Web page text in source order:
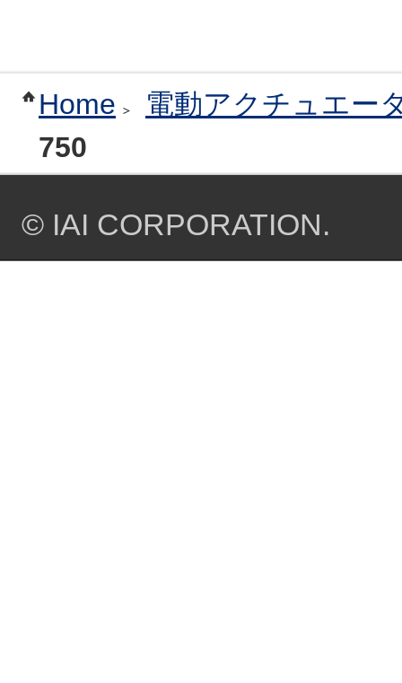
Home
電動アクチュエー
750
© IAI CORPORATION.